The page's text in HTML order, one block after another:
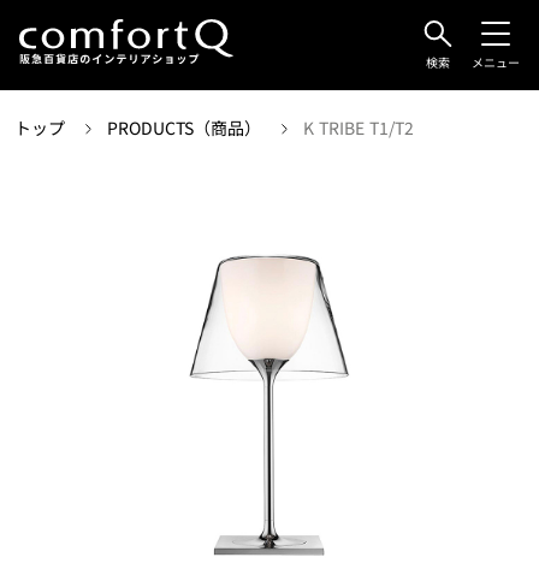
検索 メニュー
トップ PRODUCTS（商品） K TRIBE T1/T2